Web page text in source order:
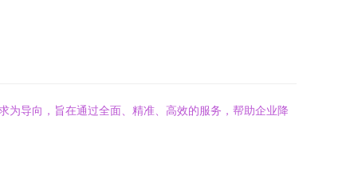
为导向，旨在通过全面、精准、高效的服务，帮助企业降